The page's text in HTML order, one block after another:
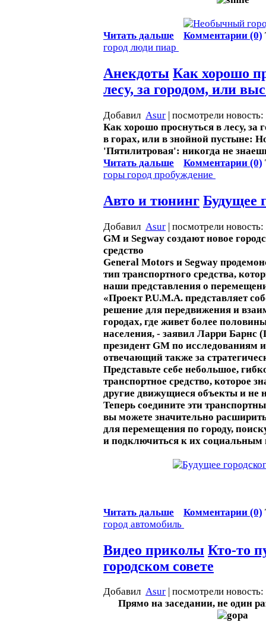
Читать дальше Комментарии (0)
город люди пиар
Анекдоты Как хорошо
лесу, за городом, или
Добавил Asur | посмотрели новость:
Как хорошо проснуться в лесу, за
в горах, или в знойной пустыне:
'Пятилитровая': никогда не
Читать дальше
Комментарии (0)
горы город пробуждение
Авто и тюнинг Будущее
Добавил Asur | посмотрели новость:
GM и Segway создают новое
средство
General Motors и Segway
тип транспортного средства,
наши представления о
«Проект P.U.M.A. представляет
решение для передвижения и
городах, где живет более
населения, - заявил Ларри Барнс
президент GM по исследованиям
отвечающий также за
Представьте себе небольшое,
транспортное средство, которое
другие движущиеся объекты и не
Теперь соедините эти
вы можете значительно
для перемещения по городу,
и подключиться к их социальным
Читать дальше Комментарии (0)
город автомобиль
Видео приколы Кто-то
городском совете
Добавил Asur | посмотрели новость:
Прямо на заседании, не один